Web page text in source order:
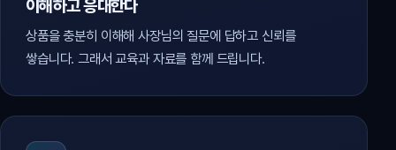
이해하고 응대한다
상품을 충분히 이해해 사장님의 질문에 답하고 신뢰를
쌓습니다. 그래서 교육과 자료를 함께 드립니다.